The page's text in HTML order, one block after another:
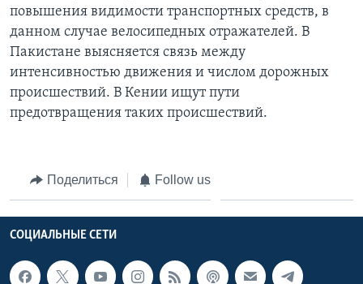
повышения видимости транспортных средств, в
данном случае велосипедных отражателей. В
Пакистане выясняется связь между
интенсивностью движения и числом дорожных
происшествий. В Кении ищут пути
предотвращения таких происшествий.
Поделиться Follow us
СОЦИАЛЬНЫЕ СЕТИ